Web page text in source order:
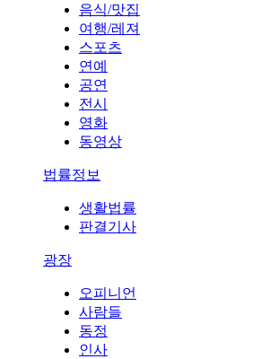
음식/맛집
여행/레져
스포츠
연예
공연
전시
영화
동영상
법률정보
생활법률
판결기사
광장
오피니언
사람들
동정
인사